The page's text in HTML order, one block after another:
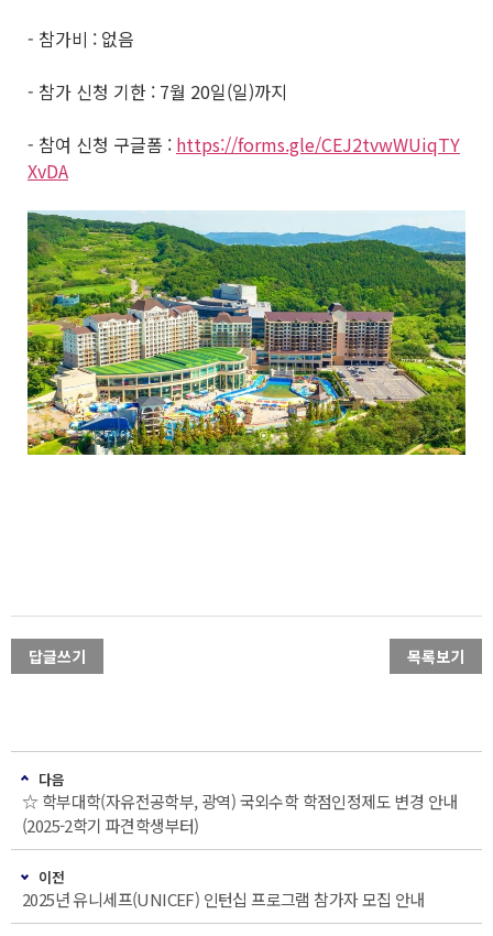
- 참가비 : 없음
- 참가 신청 기한 : 7월 20일(일)까지
- 참여 신청 구글폼 : https://forms.gle/CEJ2tvwWUiqTY
XvDA
답글쓰기 목록보기
다음
☆ 학부대학(자유전공학부, 광역) 국외수학 학점인정제도 변경 안내
(2025-2학기 파견학생부터)
이전
2025년 유니세프(UNICEF) 인턴십 프로그램 참가자 모집 안내